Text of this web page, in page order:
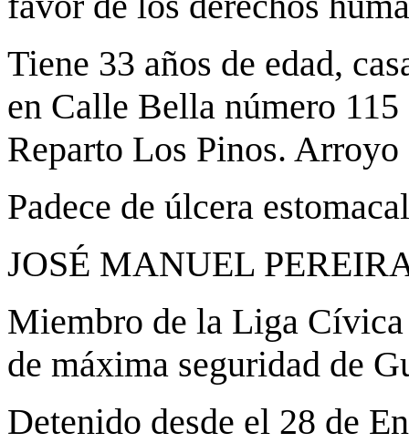
Tiene 33 años de edad,
en Calle Bella número
Reparto Los Pinos.
Padece de úlcera
JOSÉ MANUEL
Miembro de la Liga
de máxima seguridad de
Detenido desde el 28 de